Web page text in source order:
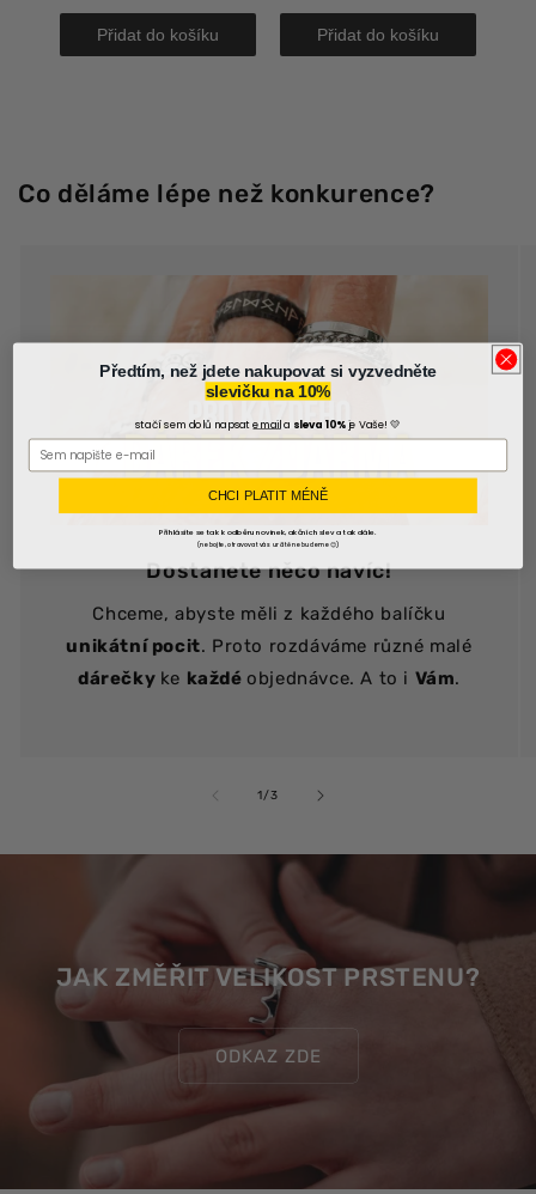
Přidat do košíku Přidat do košíku
Co děláme lépe než konkurence?
Dostanete něco navíc!
Chceme, abyste měli z každého balíčku
unikátní pocit. Proto rozdáváme různé malé
dárečky ke každé objednávce. A to i Vám.
1/z3
JAK ZMĚŘIT VELIKOST PRSTENU?
ODKAZ ZDE
Předtím, než jdete nakupovat si vyzvedněte
slevičku na 10%
stačí sem dolů napsatemaila sleva 10%je Vaše! 💛
CHCI PLATIT MÉNĚ
Přihlásíte se tak k odběru novinek, akčních slev a tak dále.
(nebojte, otravovat vás určitě nebudeme😊)